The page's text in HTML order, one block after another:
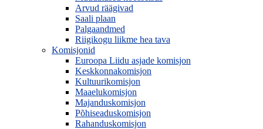
Arvud räägivad
Saali plaan
Palgaandmed
Riigikogu liikme hea tava
Komisjonid
Euroopa Liidu asjade komisjon
Keskkonnakomisjon
Kultuurikomisjon
Maaelukomisjon
Majanduskomisjon
Põhiseaduskomisjon
Rahanduskomisjon